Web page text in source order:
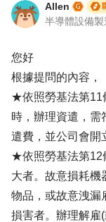
Allen
您好
根據提問的內容，
★依照勞基法第11
時，辦理資遣，需
遣費，並公司會開
★依照勞基法第12
大者。故意損耗機
物品，或故意洩漏
損害者。辦理解雇